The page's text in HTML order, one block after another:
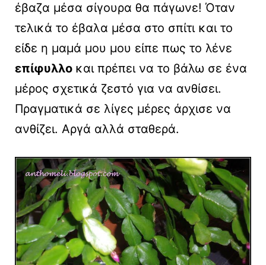
έβαζα μέσα σίγουρα θα πάγωνε! Όταν
τελικά το έβαλα μέσα στο σπίτι και το
είδε η μαμά μου μου είπε πως το λένε
επίφυλλο και πρέπει να το βάλω σε ένα
μέρος σχετικά ζεστό για να ανθίσει.
Πραγματικά σε λίγες μέρες άρχισε να
ανθίζει. Αργά αλλά σταθερά.